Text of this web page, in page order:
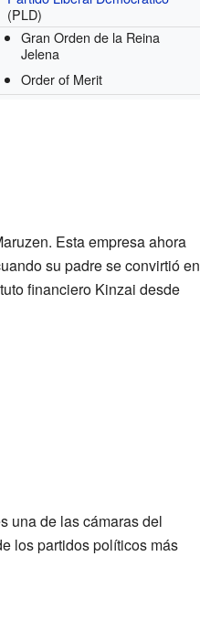
(PLD)
Gran Orden de la Reina
Jelena
Order of Merit
Esta empresa ahora
su padre se convirtió en
financiero Kinzai desde
una de las cámaras del
los partidos políticos más